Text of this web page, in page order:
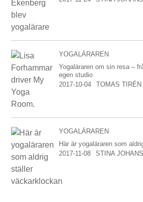
YOGALÄRAREN
Yogaläraren om sin resa –
egen studio
2017-10-04
TOMAS TIRÉN
YOGALÄRAREN
Här är yogaläraren som
2017-11-08
STINA